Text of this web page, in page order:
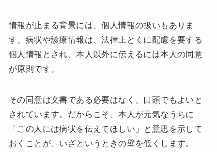
情報が止まる背景には、個人情報の扱いもありま
す。病状や診療情報は、法律上とくに配慮を要する
個人情報とされ、本人以外に伝えるには本人の同意
が原則です。
その同意は文書である必要はなく、口頭でもよいと
されています。だからこそ、本人が元気なうちに
「この人には病状を伝えてほしい」と意思を示して
おくことが、いざというときの壁を低くします。